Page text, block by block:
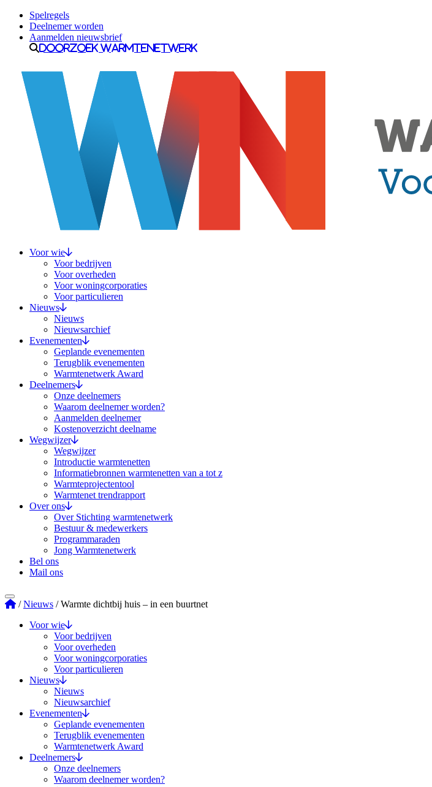
Ga naar inhoud
Spelregels
Deelnemer worden
Aanmelden nieuwsbrief
Doorzoek Warmtenetwerk
Voor wie
Voor bedrijven
Voor overheden
Voor woningcorporaties
Voor particulieren
Nieuws
Nieuws
Nieuwsarchief
Evenementen
Geplande evenementen
Terugblik evenementen
Warmtenetwerk Award
Deelnemers
Onze deelnemers
Waarom deelnemer worden?
Aanmelden deelnemer
Kostenoverzicht deelname
Wegwijzer
Wegwijzer
Introductie warmtenetten
Informatiebronnen warmtenetten van a tot z
Warmteprojectentool
Warmtenet trendrapport
Over ons
Over Stichting warmtenetwerk
Bestuur & medewerkers
Programmaraden
Jong Warmtenetwerk
Bel ons
Mail ons
Stichting Warmtenetwerk
/Nieuws /Warmte dichtbij huis – in een buurtnet
Voor wie
Voor bedrijven
Voor overheden
Voor woningcorporaties
Voor particulieren
Nieuws
Nieuws
Nieuwsarchief
Evenementen
Geplande evenementen
Terugblik evenementen
Warmtenetwerk Award
Deelnemers
Onze deelnemers
Waarom deelnemer worden?